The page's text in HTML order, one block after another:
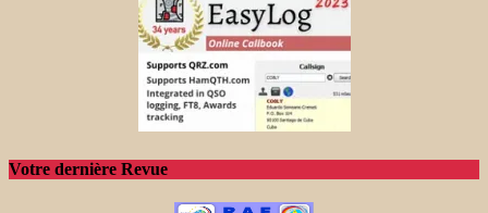
Votre dernière Revue